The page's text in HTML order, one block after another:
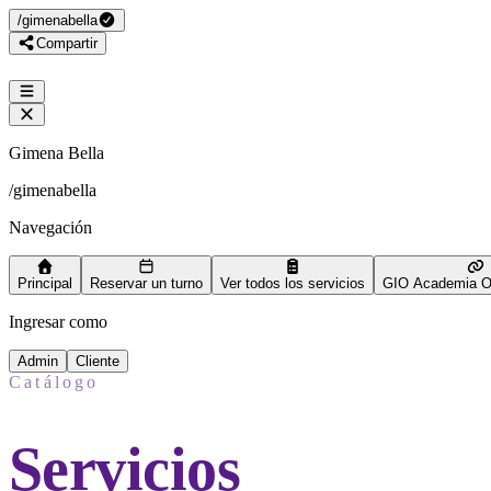
/gimenabella
Compartir
Gimena Bella
/gimenabella
Navegación
Principal Reservar un turno Ver todos los servicios GIO Academia
Ingresar como
Admin Cliente
Catálogo
Servicios